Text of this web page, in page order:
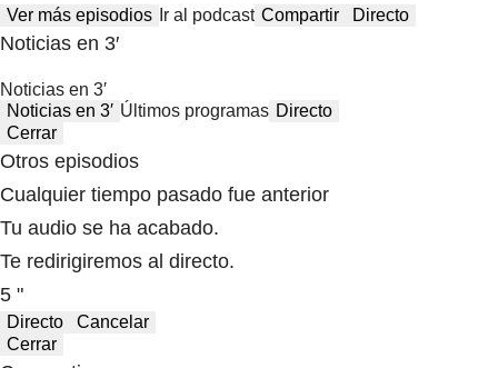
Ver más episodios Ir al podcast Compartir Directo
Noticias en 3′
Noticias en 3′
Noticias en 3′ Últimos programas Directo
Cerrar
Otros episodios
Cualquier tiempo pasado fue anterior
Tu audio se ha acabado.
Te redirigiremos al directo.
5 "
Directo
Cancelar
Cerrar